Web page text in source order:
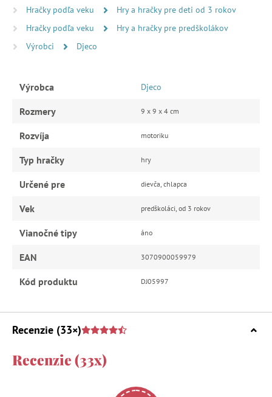
Hračky podľa veku
Hry a hračky pre deti od 3 rokov
Hračky podľa veku
Hry a hračky pre predškolákov
Výrobci
Djeco
Výrobca Djeco
Rozmery 9 x 9 x 4 cm
Rozvíja motoriku
Typ hračky hry
Určené pre dievča, chlapca
Vek predškoláci, od 3 rokov
Vianočné tipy áno
EAN 3070900059979
Kód produktu DJ05997
Recenzie (33×)
Recenzie (33x)